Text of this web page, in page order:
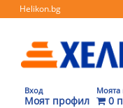
Helikon.bg
Вход
Моят профил
Моята
0